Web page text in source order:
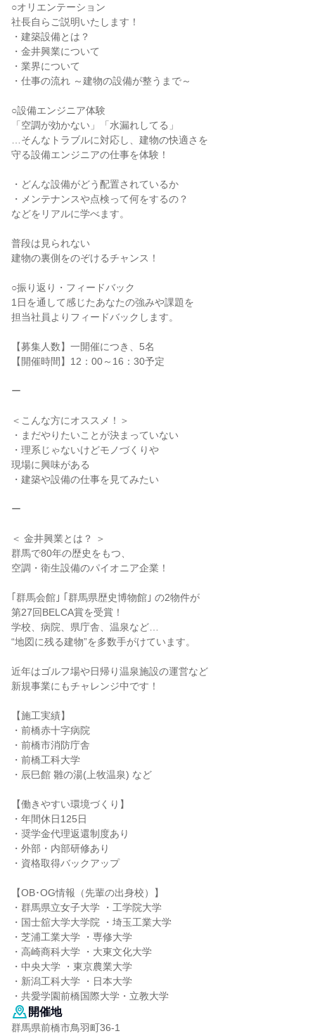
○オリエンテーション
社長自らご説明いたします！
・建築設備とは？
・金井興業について
・業界について
・仕事の流れ ～建物の設備が整うまで～
○設備エンジニア体験
「空調が効かない」「水漏れしてる」
…そんなトラブルに対応し、建物の快適さを
守る設備エンジニアの仕事を体験！
・どんな設備がどう配置されているか
・メンテナンスや点検って何をするの？
などをリアルに学べます。
普段は見られない
建物の裏側をのぞけるチャンス！
○振り返り・フィードバック
1日を通して感じたあなたの強みや課題を
担当社員よりフィードバックします。
【募集人数】一開催につき、5名
【開催時間】12：00～16：30予定
ー
＜こんな方にオススメ！＞
・まだやりたいことが決まっていない
・理系じゃないけどモノづくりや
現場に興味がある
・建築や設備の仕事を見てみたい
ー
＜ 金井興業とは？ ＞
群馬で80年の歴史をもつ、
空調・衛生設備のパイオニア企業！
｢群馬会館｣ ｢群馬県歴史博物館｣ の2物件が
第27回BELCA賞を受賞！
学校、病院、県庁舎、温泉など…
“地図に残る建物”を多数手がけています。
近年はゴルフ場や日帰り温泉施設の運営など
新規事業にもチャレンジ中です！
【施工実績】
・前橋赤十字病院
・前橋市消防庁舎
・前橋工科大学
・辰巳館 雛の湯(上牧温泉) など
【働きやすい環境づくり】
・年間休日125日
・奨学金代理返還制度あり
・外部・内部研修あり
・資格取得バックアップ
【OB･OG情報（先輩の出身校）】
・群馬県立女子大学 ・工学院大学
・国士舘大学大学院 ・埼玉工業大学
・芝浦工業大学 ・専修大学
・高崎商科大学 ・大東文化大学
・中央大学 ・東京農業大学
・新潟工科大学 ・日本大学
・共愛学園前橋国際大学・立教大学
開催地
群馬県前橋市鳥羽町36-1